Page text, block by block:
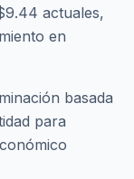
actuales,
en
basada
para